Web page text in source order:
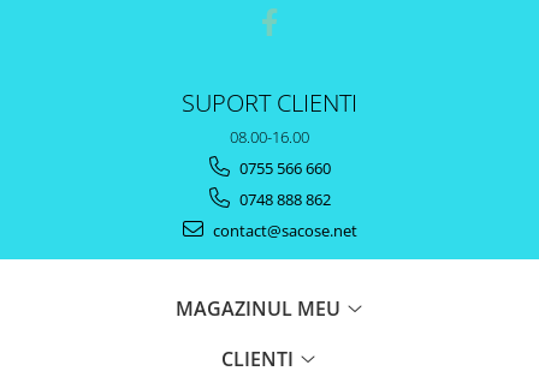
SUPORT CLIENTI
08.00-16.00
0755 566 660
0748 888 862
contact@sacose.net
MAGAZINUL MEU
CLIENTI